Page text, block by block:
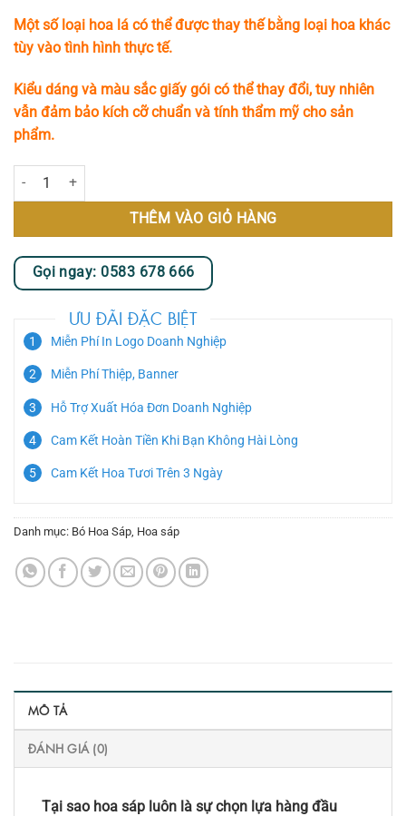
619.500 ₫.
Một số loại hoa lá có thể được thay thế bằng loại hoa khác
tùy vào tình hình thực tế.
Kiểu dáng và màu sắc giấy gói có thể thay đổi, tuy nhiên
vẫn đảm bảo kích cỡ chuẩn và tính thẩm mỹ cho sản
phẩm.
Bó Hoa Sáp 37 Bông Tone Trắng Hồng MS01 số lượng
THÊM VÀO GIỎ HÀNG
Gọi ngay: 0583 678 666
ƯU ĐÃI ĐẶC BIỆT
Miễn Phí In Logo Doanh Nghiệp
Miễn Phí Thiệp, Banner
Hỗ Trợ Xuất Hóa Đơn Doanh Nghiệp
Cam Kết Hoàn Tiền Khi Bạn Không Hài Lòng
Cam Kết Hoa Tươi Trên 3 Ngày
Danh mục: Bó Hoa Sáp Hoa sáp
MÔ TẢ
ĐÁNH GIÁ (0)
Tại sao hoa sáp luôn là sự chọn lựa hàng đầu